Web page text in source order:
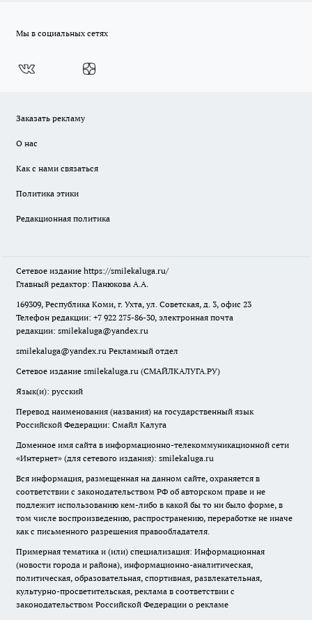
Мы в социальных сетях
Заказать рекламу
О нас
Как с нами связаться
Политика этики
Редакционная политика
Сетевое издание https://smilekaluga.ru/
Главный редактор: Панюкова А.А.
169309, Республика Коми, г. Ухта, ул. Советская, д. 3, офис 23
Телефон редакции: +7 922 275-86-30, электронная почта
редакции: smilekaluga@yandex.ru
smilekaluga@yandex.ru Рекламный отдел
Сетевое издание smilekaluga.ru (СМАЙЛКАЛУГА.РУ)
Язык(и): русский
Перевод наименования (названия) на государственный язык
Российской Федерации: Смайл Калуга
Доменное имя сайта в информационно-телекоммуникационной сети
«Интернет» (для сетевого издания): smilekaluga.ru
Вся информация, размещенная на данном сайте, охраняется в
соответствии с законодательством РФ об авторском праве и не
подлежит использованию кем-либо в какой бы то ни было форме, в
том числе воспроизведению, распространению, переработке не иначе
как с письменного разрешения правообладателя.
Примерная тематика и (или) специализация: Информационная
(новости города и района), информационно-аналитическая,
политическая, образовательная, спортивная, развлекательная,
культурно-просветительская, реклама в соответствии с
законодательством Российской Федерации о рекламе